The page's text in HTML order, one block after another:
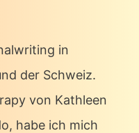
in
der Schweiz.
von Kathleen
habe ich mich